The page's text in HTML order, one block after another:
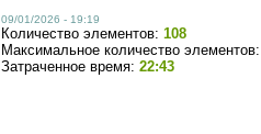
09/01/2026 - 19:19
Количество элементов: 108
Максимальное количество элементов:
Затраченное время: 22:43